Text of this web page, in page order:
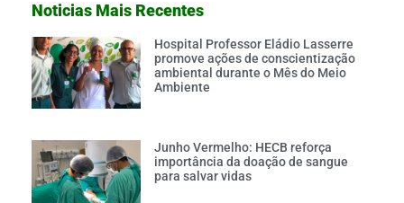
Noticias Mais Recentes
Hospital Professor Eládio Lasserre
promove ações de conscientização
ambiental durante o Mês do Meio
Ambiente
Junho Vermelho: HECB reforça
importância da doação de sangue
para salvar vidas